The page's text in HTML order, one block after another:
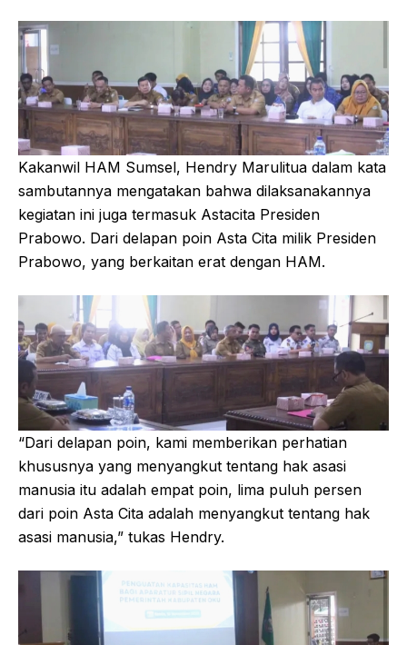
Kakanwil HAM Sumsel, Hendry Marulitua dalam kata
sambutannya mengatakan bahwa dilaksanakannya
kegiatan ini juga termasuk Astacita Presiden
Prabowo. Dari delapan poin Asta Cita milik Presiden
Prabowo, yang berkaitan erat dengan HAM.
“Dari delapan poin, kami memberikan perhatian
khususnya yang menyangkut tentang hak asasi
manusia itu adalah empat poin, lima puluh persen
dari poin Asta Cita adalah menyangkut tentang hak
asasi manusia,” tukas Hendry.